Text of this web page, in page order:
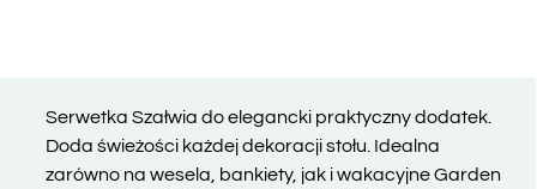
Serwetka Szałwia do elegancki praktyczny dodatek.
Doda świeżości każdej dekoracji stołu. Idealna
zarówno na wesela, bankiety, jak i wakacyjne Garden